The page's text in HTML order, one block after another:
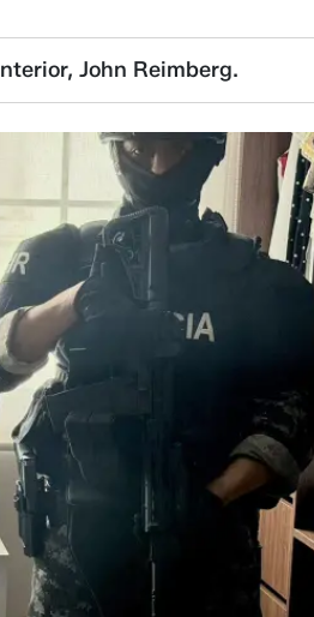
John Reimberg.